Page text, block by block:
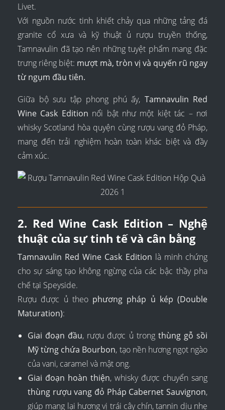
Livet.
Với nguồn nước tinh khiết chảy qua những tảng đá
granite cổ xưa và kỹ thuật ủ rượu truyền thống,
Tamnavulin đã tạo nên những tuyệt phẩm mang đặc
trưng riêng biệt: mượt mà, tròn vị và quyến rũ ngay
từ ngụm đầu tiên.
Giữa bộ sưu tập phong phú ấy, Tamnavulin Red
Wine Cask Edition nổi bật như một kiệt tác – nơi
whisky Scotland hòa quyện cùng rượu vang đỏ Pháp,
mang đến trải nghiệm hoàn toàn khác biệt và đầy
cảm xúc.
2. Red Wine Cask Edition – Nghệ
thuật của sự tinh tế và cân bằng
Tamnavulin Red Wine Cask Edition là minh chứng
cho sự sáng tạo không ngừng của các bậc thầy pha
chế tại Speyside.
Rượu được ủ theo phương pháp ủ kép (Double
Maturation):
Giai đoạn đầu, rượu được ủ trong thùng gỗ sồi
Mỹ từng chứa Bourbon, tạo nền hương ngọt ngào
của vani, caramel và mật ong.
Giai đoạn hoàn thiện, whisky được chuyển sang
thùng rượu vang đỏ Pháp Cabernet Sauvignon,
giúp mang lại hương vị trái cây chín, tannin dịu nhẹ